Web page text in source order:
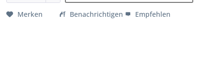
Merken Benachrichtigen Empfehlen